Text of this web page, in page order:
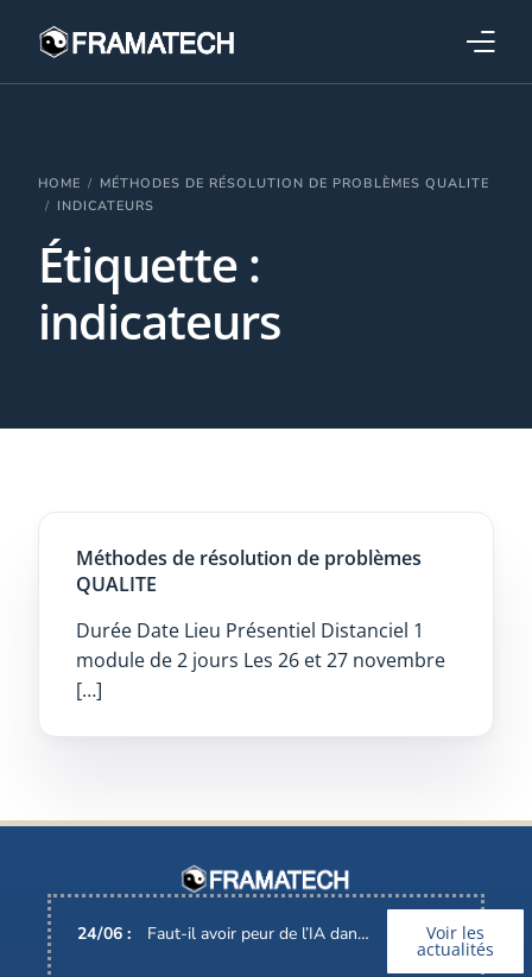
HOME
MÉTHODES DE RÉSOLUTION DE PROBLÈMES QUALITE
INDICATEURS
Étiquette :
indicateurs
Méthodes de résolution de problèmes
QUALITE
Durée Date Lieu Présentiel Distanciel 1
module de 2 jours Les 26 et 27 novembre
[…]
24/06 : Faut-il avoir peur de l’IA dans nos métiers ? Voir les
actualités
Formations
Performance électronique
Stratégies industrielles